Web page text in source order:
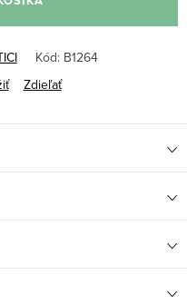
Kód: B1264
Zdieľať